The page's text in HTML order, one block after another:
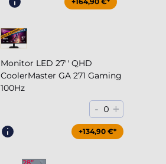
Monitor LED 27'' QHD
CoolerMaster GA 271 Gaming
100Hz
- 0 +
+204,90 €*
+134,90 €*